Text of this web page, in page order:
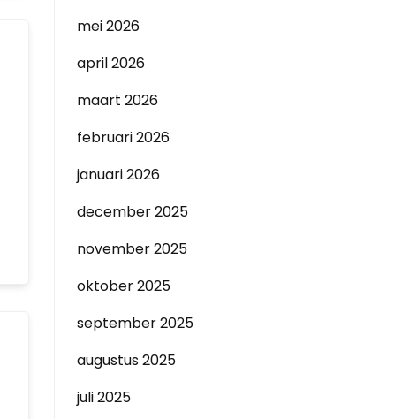
mei 2026
april 2026
maart 2026
februari 2026
januari 2026
december 2025
november 2025
oktober 2025
september 2025
augustus 2025
juli 2025